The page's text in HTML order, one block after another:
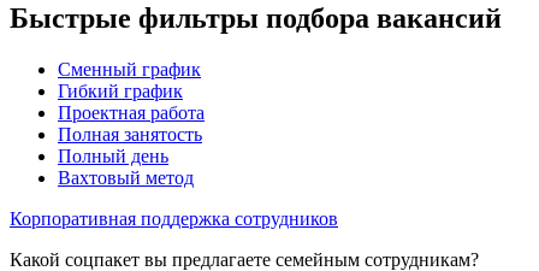
Быстрые фильтры подбора вакансий
Сменный график
Гибкий график
Проектная работа
Полная занятость
Полный день
Вахтовый метод
Корпоративная поддержка сотрудников
Какой соцпакет вы предлагаете семейным сотрудникам?